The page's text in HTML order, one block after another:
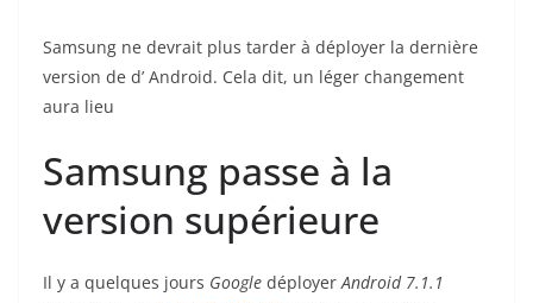
Samsung ne devrait plus tarder à déployer la dernière
version de d’ Android. Cela dit, un léger changement
aura lieu
Samsung passe à la
version supérieure
Il y a quelques jours Google déployer Android 7.1.1